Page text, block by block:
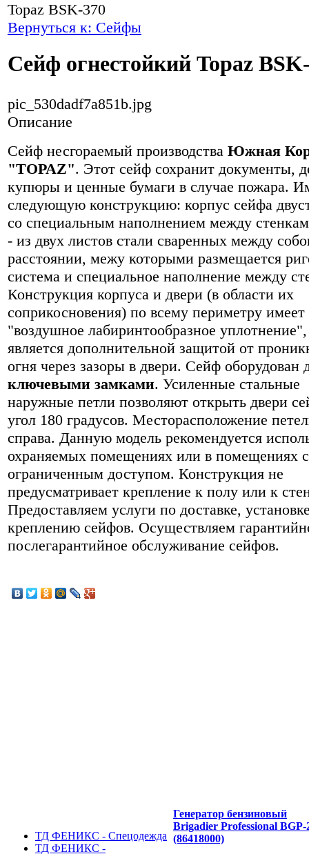
Topaz BSK-370
Вернуться к: Сейфы
Сейф огнестойкий Topaz
pic_530dadf7a851b.jpg
Описание
Сейф несгораемый производства Южная
"TOPAZ". Этот сейф сохранит документы,
купюры и ценные бумаги в случае пожара.
следующую конструкцию: корпус сейфа
со специальным наполнением между
- из двух листов стали сваренных между
расстоянии, межу которыми размещается
система и специальное наполнение между
Конструкция корпуса и двери (в области их
соприкосновения) по всему периметру имеет
"воздушное лабиринтообразное
является дополнительной защитой от
огня через зазоры в двери. Сейф оборудован
ключевыми замками. Усиленные стальные
наружные петли позволяют открыть двери
угол 180 градусов. Месторасположение
справа. Данную модель рекомендуется
охраняемых помещениях или в помещениях с
ограниченным доступом. Конструкция не
предусматривает крепление к полу или к
Предоставляем услуги по доставке,
креплению сейфов. Осуществляем
послегарантийное обслуживание сейфов.
ТД ФЕНИКС - Спецодежда
ТД ФЕНИКС -
Генератор бензиновый
Brigadier Professional BGP-
(86418000)